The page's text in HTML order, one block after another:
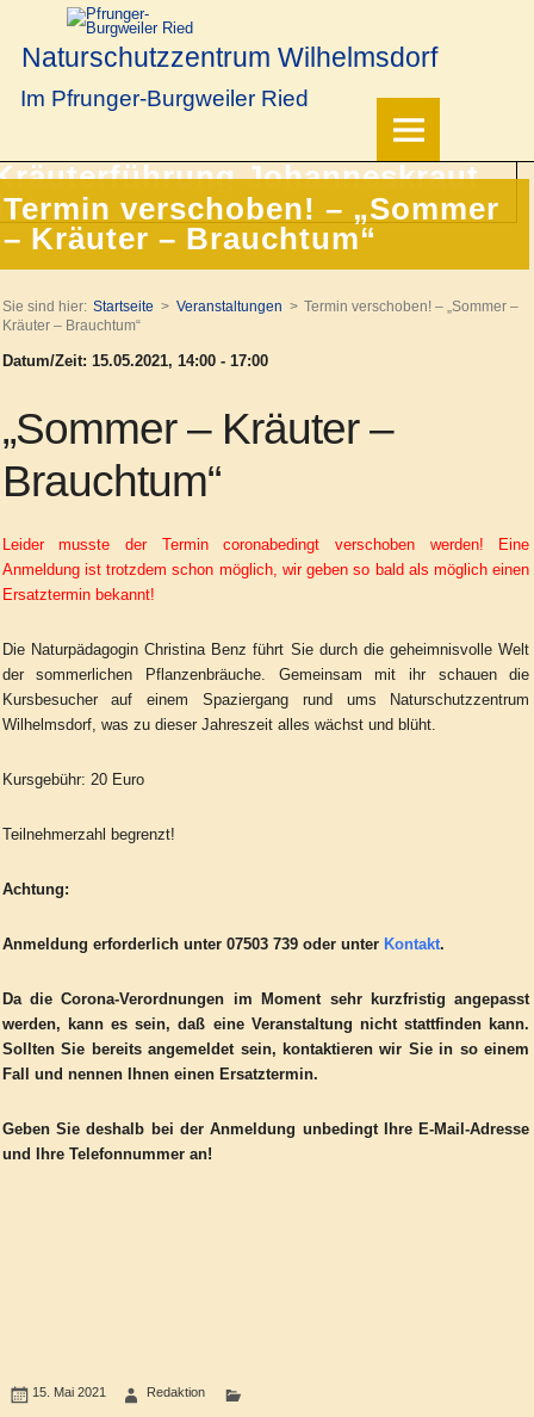
Naturschutzzentrum Wilhelmsdorf
Im Pfrunger-Burgweiler Ried
Termin verschoben! – „Sommer
– Kräuter – Brauchtum“
Sie sind hier: Startseite Veranstaltungen
Termin verschoben! – „Sommer –
Kräuter – Brauchtum“
Datum/Zeit: 15.05.2021, 14:00 - 17:00
„Sommer – Kräuter –
Brauchtum“
Leider musste der Termin coronabedingt verschoben werden! Eine
Anmeldung ist trotzdem schon möglich, wir geben so bald als möglich einen
Ersatztermin bekannt!
Die Naturpädagogin Christina Benz führt Sie durch die geheimnisvolle Welt
der sommerlichen Pflanzenbräuche. Gemeinsam mit ihr schauen die
Kursbesucher auf einem Spaziergang rund ums Naturschutzzentrum
Wilhelmsdorf, was zu dieser Jahreszeit alles wächst und blüht.
Kursgebühr: 20 Euro
Teilnehmerzahl begrenzt!
Achtung:
Anmeldung erforderlich unter 07503 739 oder unter Kontakt.
Da die Corona-Verordnungen im Moment sehr kurzfristig angepasst
werden, kann es sein, daß eine Veranstaltung nicht stattfinden kann.
Sollten Sie bereits angemeldet sein, kontaktieren wir Sie in so einem
Fall und nennen Ihnen einen Ersatztermin.
Geben Sie deshalb bei der Anmeldung unbedingt Ihre E-Mail-Adresse
und Ihre Telefonnummer an!
15. Mai 2021 Redaktion